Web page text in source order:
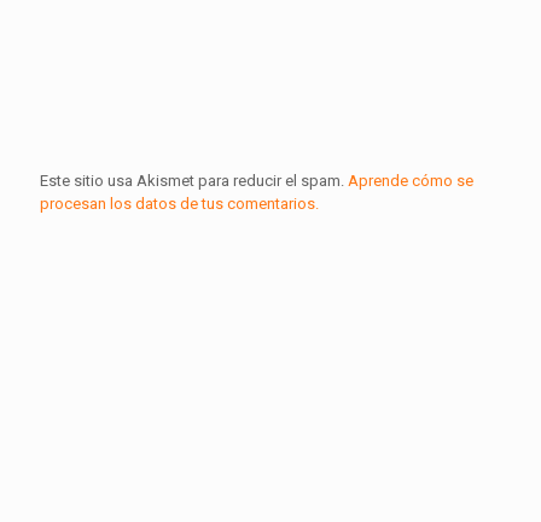
Este sitio usa Akismet para reducir el spam. Aprende cómo se
procesan los datos de tus comentarios.